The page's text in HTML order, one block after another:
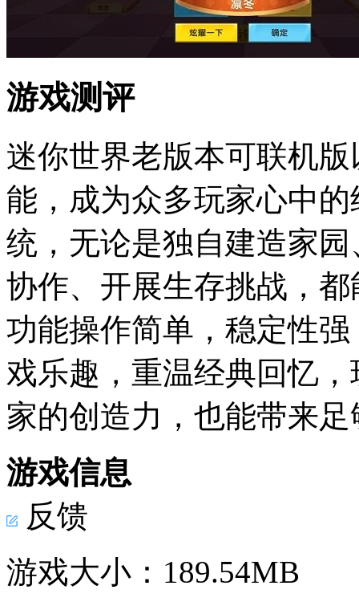
游戏测评
迷你世界老版本可联机
能，成为众多玩家心中
统，无论是独自建造家
协作、开展生存挑战，
功能操作简单，稳定性
戏乐趣，重温经典回忆
家的创造力，也能带来
游戏信息
反馈
游戏大小： 189.54MB